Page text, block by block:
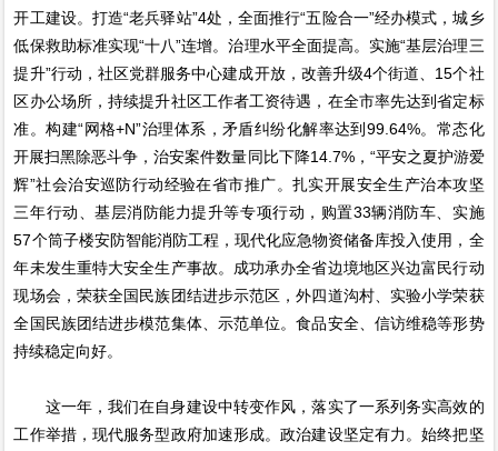
开工建设。打造“老兵驿站”4处，全面推行“五险合一”经办模式，城乡
低保救助标准实现“十八”连增。治理水平全面提高。实施“基层治理三
提升”行动，社区党群服务中心建成开放，改善升级4个街道、15个社
区办公场所，持续提升社区工作者工资待遇，在全市率先达到省定标
准。构建“网格+N”治理体系，矛盾纠纷化解率达到99.64%。常态化
开展扫黑除恶斗争，治安案件数量同比下降14.7%，“平安之夏护游爱
辉”社会治安巡防行动经验在省市推广。扎实开展安全生产治本攻坚
三年行动、基层消防能力提升等专项行动，购置33辆消防车、实施
57个筒子楼安防智能消防工程，现代化应急物资储备库投入使用，全
年未发生重特大安全生产事故。成功承办全省边境地区兴边富民行动
现场会，荣获全国民族团结进步示范区，外四道沟村、实验小学荣获
全国民族团结进步模范集体、示范单位。食品安全、信访维稳等形势
持续稳定向好。
这一年，我们在自身建设中转变作风，落实了一系列务实高效的
工作举措，现代服务型政府加速形成。政治建设坚定有力。始终把坚